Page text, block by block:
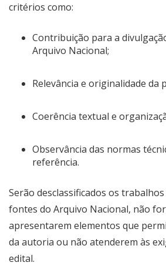
critérios como:
Contribuição para a
Arquivo Nacional;
Relevância e originalidade da
Coerência textual e
Observância das normas
referência.
Serão desclassificados os
fontes do Arquivo Nacional, não
apresentarem elementos que
da autoria ou não atenderem às
edital.